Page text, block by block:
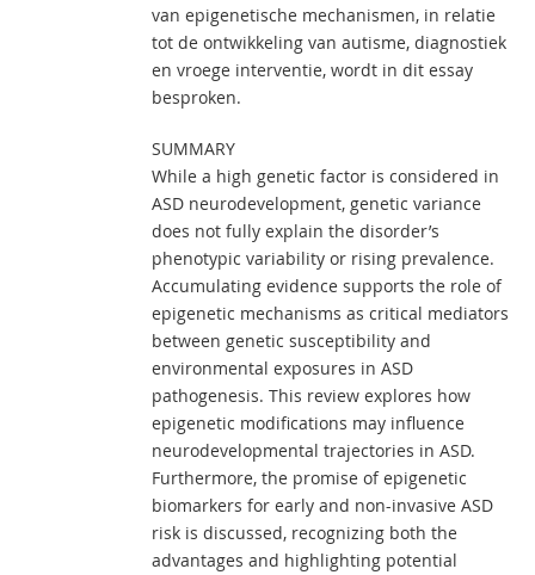
van epigenetische mechanismen, in relatie
tot de ontwikkeling van autisme, diagnostiek
en vroege interventie, wordt in dit essay
besproken.
SUMMARY
While a high genetic factor is considered in
ASD neurodevelopment, genetic variance
does not fully explain the disorder’s
phenotypic variability or rising prevalence.
Accumulating evidence supports the role of
epigenetic mechanisms as critical mediators
between genetic susceptibility and
environmental exposures in ASD
pathogenesis. This review explores how
epigenetic modifications may influence
neurodevelopmental trajectories in ASD.
Furthermore, the promise of epigenetic
biomarkers for early and non-invasive ASD
risk is discussed, recognizing both the
advantages and highlighting potential